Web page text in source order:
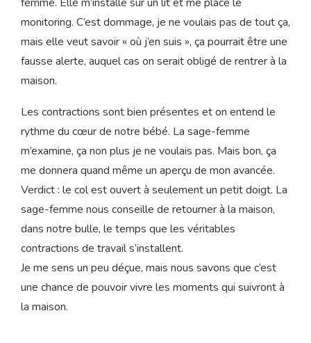
me sentirais plus rassurée si on allait à la maternité.
Durant le trajet, les contractions s’estompent petit à
petit. On nous accueille aux urgences, Olivier qui avait
imprimé mon projet de naissance le confie à la sage-
monitoring. C’est dommage, je ne voulais pas de tout ça,
mais elle veut savoir « où j’en suis », ça pourrait être une
fausse alerte, auquel cas on serait obligé de rentrer à la
maison.
Les contractions sont bien présentes et on entend le
rythme du cœur de notre bébé. La sage-femme
m’examine, ça non plus je ne voulais pas. Mais bon, ça
me donnera quand même un aperçu de mon avancée.
Verdict : le col est ouvert à seulement un petit doigt. La
sage-femme nous conseille de retourner à la maison,